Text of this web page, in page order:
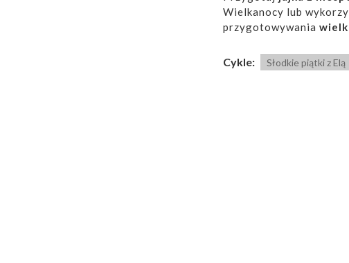
Wielkanocy lub
przygotowywania
Cykle: Słodkie piątki z Elą